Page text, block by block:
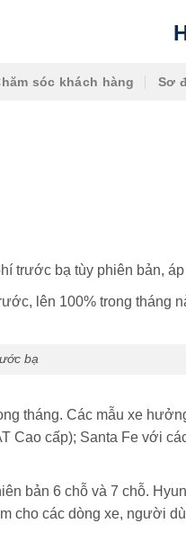
sóc khách hàng Sơ
trước bạ tùy phiên bản,
lên 100% trong tháng
bạ
tháng. Các mẫu xe
Cao cấp); Santa Fe với
bản 6 chỗ và 7 chỗ.
cho các dòng xe, người